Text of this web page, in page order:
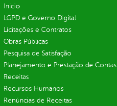
Inicio
LGPD e Governo Digital
Licitações e Contratos
Obras Públicas
Pesquisa de Satisfação
Planejamento e Prestação de Contas
Receitas
Recursos Humanos
Renúncias de Receitas